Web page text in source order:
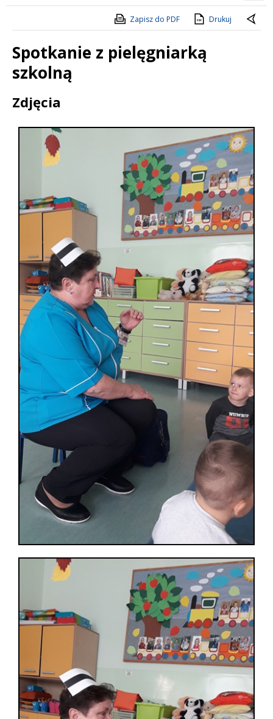
Zapisz do PDF Drukuj
Spotkanie z pielęgniarką
szkolną
Treść
Zdjęcia